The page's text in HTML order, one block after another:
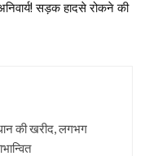
सड़क हादसे रोकने की
की खरीद, लगभग